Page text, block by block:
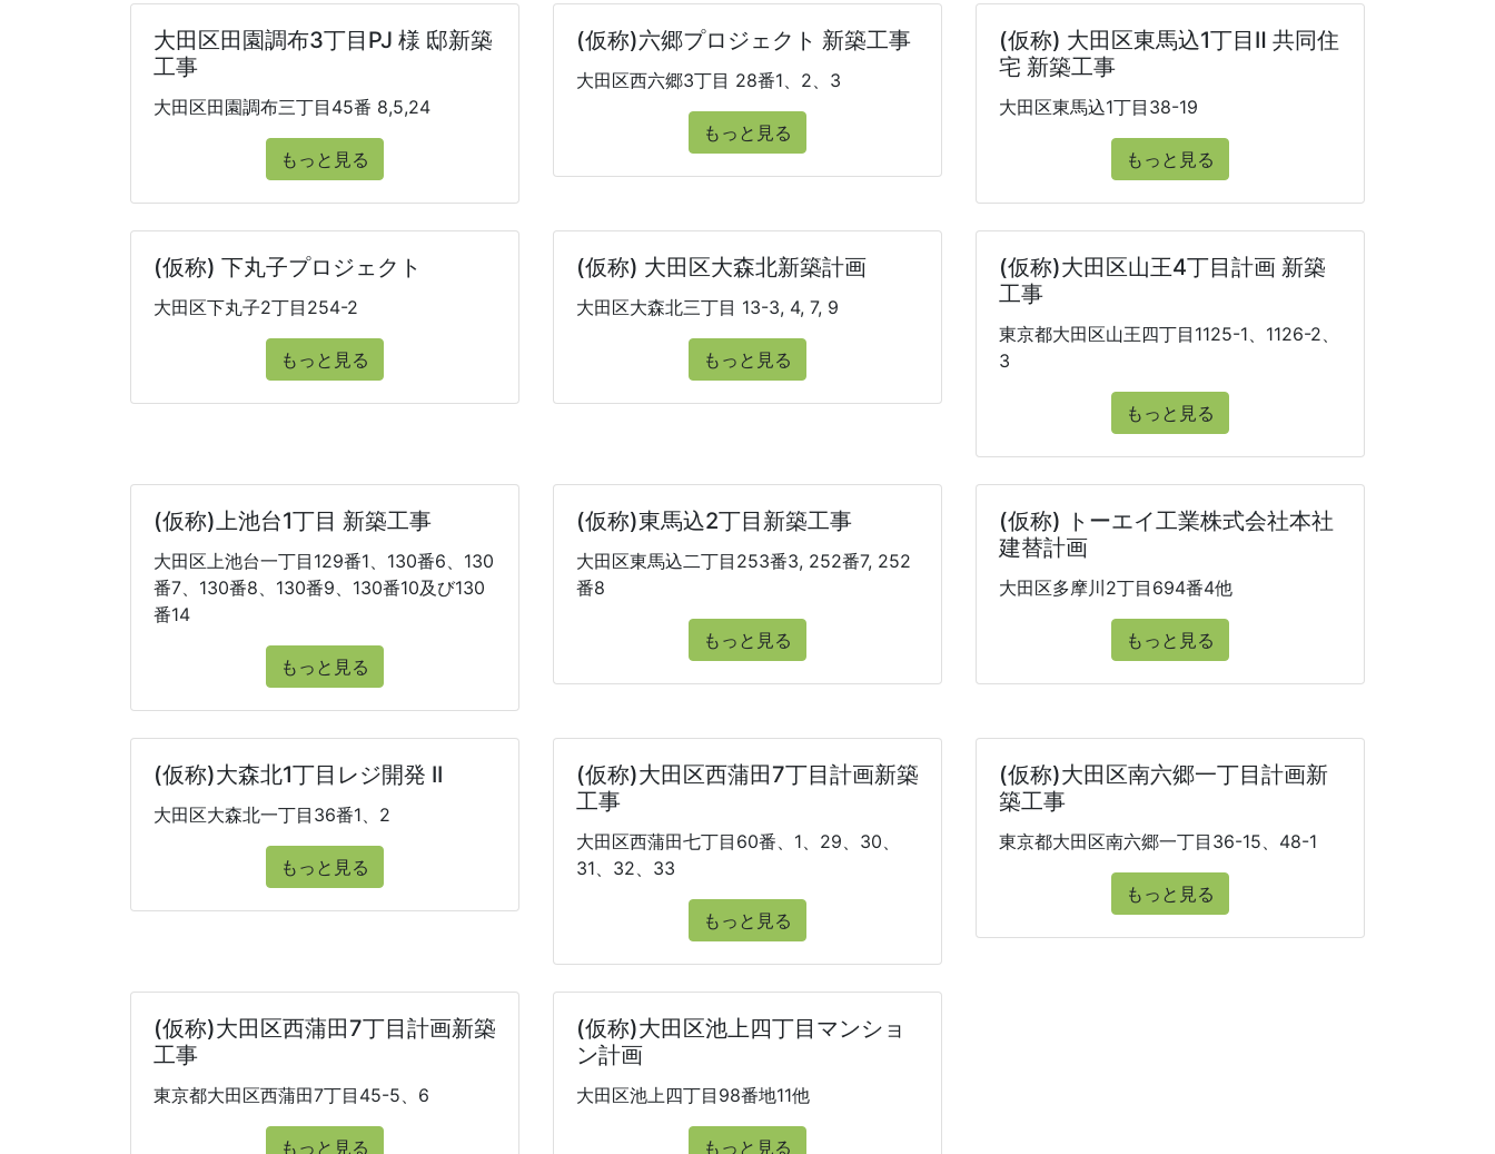
大田区田園調布3丁目PJ 様 邸新築
工事
大田区田園調布三丁目45番 8,5,24
もっと見る
(仮称)六郷プロジェクト 新築工事
大田区西六郷3丁目 28番1、2、3
もっと見る
(仮称) 大田区東馬込1丁目Ⅱ 共同住
宅 新築工事
大田区東馬込1丁目38-19
もっと見る
(仮称) 下丸子プロジェクト
大田区下丸子2丁目254-2
もっと見る
(仮称) 大田区大森北新築計画
大田区大森北三丁目 13-3, 4, 7, 9
もっと見る
(仮称)大田区山王4丁目計画 新築
工事
東京都大田区山王四丁目1125-1、1126-2、
3
もっと見る
(仮称)上池台1丁目 新築工事
大田区上池台一丁目129番1、130番6、130
番7、130番8、130番9、130番10及び130
番14
もっと見る
(仮称)東馬込2丁目新築工事
大田区東馬込二丁目253番3, 252番7, 252
番8
もっと見る
(仮称) トーエイ工業株式会社本社
建替計画
大田区多摩川2丁目694番4他
もっと見る
(仮称)大森北1丁目レジ開発 II
大田区大森北一丁目36番1、2
もっと見る
(仮称)大田区西蒲田7丁目計画新築
工事
大田区西蒲田七丁目60番、1、29、30、
31、32、33
もっと見る
(仮称)大田区南六郷一丁目計画新
築工事
東京都大田区南六郷一丁目36-15、48-1
もっと見る
(仮称)大田区西蒲田7丁目計画新築
工事
東京都大田区西蒲田7丁目45-5、6
もっと見る
(仮称)大田区池上四丁目マンショ
ン計画
大田区池上四丁目98番地11他
もっと見る